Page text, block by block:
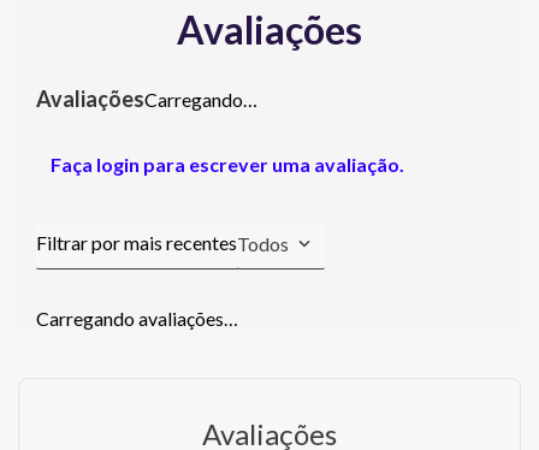
Avaliações
Carregando…
Faça login para escrever uma avaliação.
Todos
Carregando avaliações…
Avaliações